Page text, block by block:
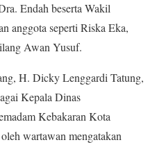
Endah beserta Wakil
anggota seperti Riska Eka,
Awan Yusuf.
H. Dicky Lenggardi Tatung,
Kepala Dinas
Kebakaran Kota
wartawan mengatakan